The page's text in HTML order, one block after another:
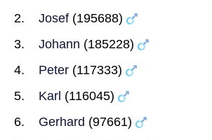
Josef (195688)
Johann (185228)
Peter (117333)
Karl (116045)
Gerhard (97661)